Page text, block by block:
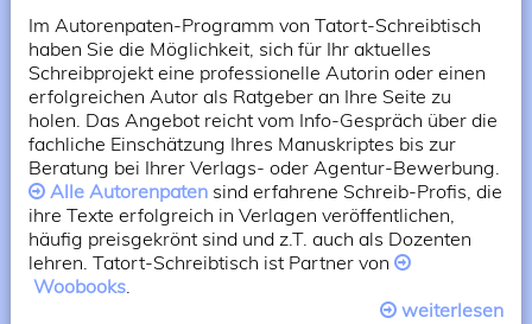
Im Autorenpaten-Programm von Tatort-Schreibtisch
haben Sie die Möglichkeit, sich für Ihr aktuelles
Schreibprojekt eine professionelle Autorin oder einen
erfolgreichen Autor als Ratgeber an Ihre Seite zu
holen. Das Angebot reicht vom Info-Gespräch über die
fachliche Einschätzung Ihres Manuskriptes bis zur
Beratung bei Ihrer Verlags- oder Agentur-Bewerbung.
Alle Autorenpatensind erfahrene Schreib-Profis, die
ihre Texte erfolgreich in Verlagen veröffentlichen,
häufig preisgekrönt sind und z.T. auch als Dozenten
lehren. Tatort-Schreibtisch ist Partner von
Woobooks.
weiterlesen